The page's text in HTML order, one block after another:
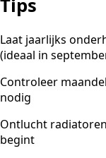
Tips
Laat jaarlijks
(ideaal in
Controleer
nodig
Ontlucht
begint